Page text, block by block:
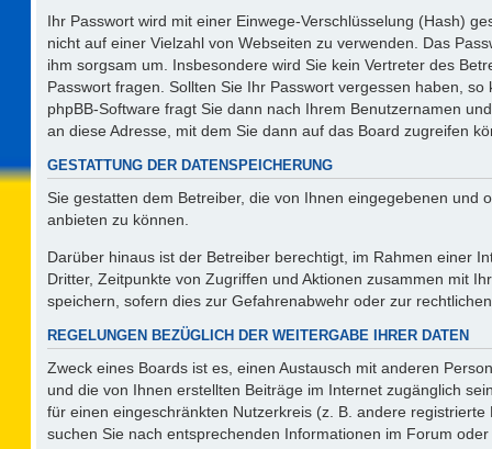
Ihr Passwort wird mit einer Einwege-Verschlüsselung (Hash)
nicht auf einer Vielzahl von Webseiten zu verwenden. Das
ihm sorgsam um. Insbesondere wird Sie kein Vertreter des
Passwort fragen. Sollten Sie Ihr Passwort vergessen haben,
phpBB-Software fragt Sie dann nach Ihrem Benutzernamen
an diese Adresse, mit dem Sie dann auf das Board zugreifen
GESTATTUNG DER DATENSPEICHERUNG
Sie gestatten dem Betreiber, die von Ihnen eingegebenen
anbieten zu können.
Darüber hinaus ist der Betreiber berechtigt, im Rahmen einer
Dritter, Zeitpunkte von Zugriffen und Aktionen zusammen mit
speichern, sofern dies zur Gefahrenabwehr oder zur
REGELUNGEN BEZÜGLICH DER WEITERGABE IHRER DATEN
Zweck eines Boards ist es, einen Austausch mit anderen
und die von Ihnen erstellten Beiträge im Internet zugänglich
für einen eingeschränkten Nutzerkreis (z. B. andere
suchen Sie nach entsprechenden Informationen im Forum